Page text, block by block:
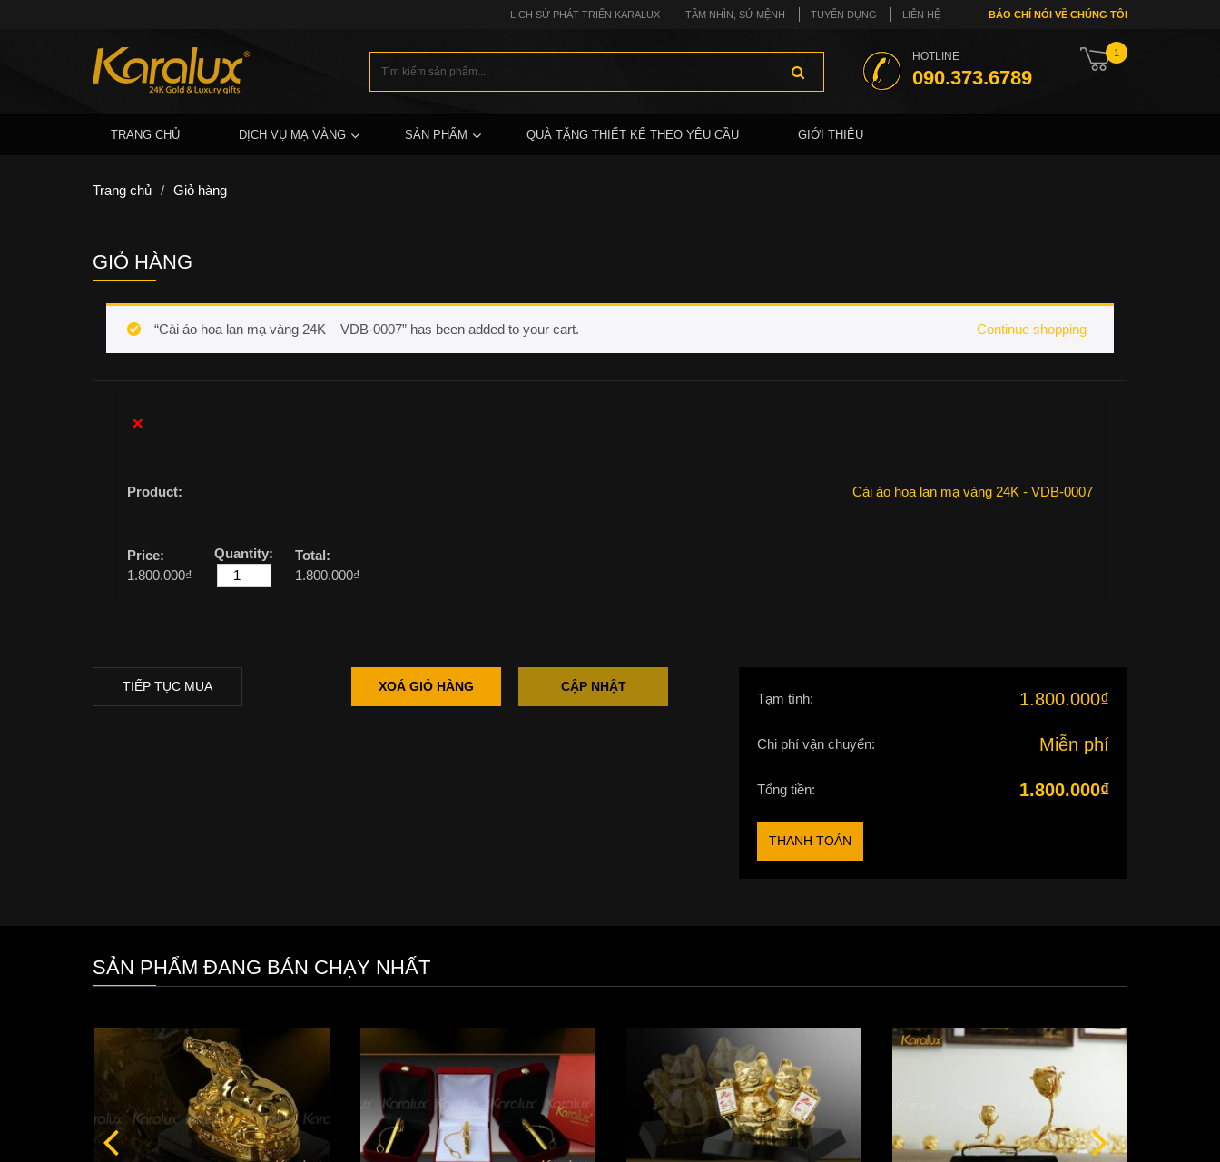
LỊCH SỬ PHÁT TRIỂN KARALUX TẦM NHÌN, SỨ MỆNH TUYỂN DỤNG LIÊN HỆ BÁO CHÍ NÓI VỀ CHÚNG TÔI
HOTLINE
090.373.6789
1
TRANG CHỦ DỊCH VỤ MẠ VÀNG SẢN PHẨM QUÀ TẶNG THIẾT KẾ THEO YÊU CẦU GIỚI THIỆU
Trang chủ / Giỏ hàng
GIỎ HÀNG
Continue shopping
“Cài áo hoa lan mạ vàng 24K – VDB-0007” has been added to your cart.
×
Cài áo hoa lan mạ vàng 24K - VDB-0007
1.800.000₫ 1.800.000₫
Tạm tính: 1.800.000₫
Chi phí vận chuyển: Miễn phí
Tổng tiền: 1.800.000₫
THANH TOÁN
TIẾP TỤC MUA XOÁ GIỎ HÀNG CẬP NHẬT
SẢN PHẨM ĐANG BÁN CHẠY NHẤT